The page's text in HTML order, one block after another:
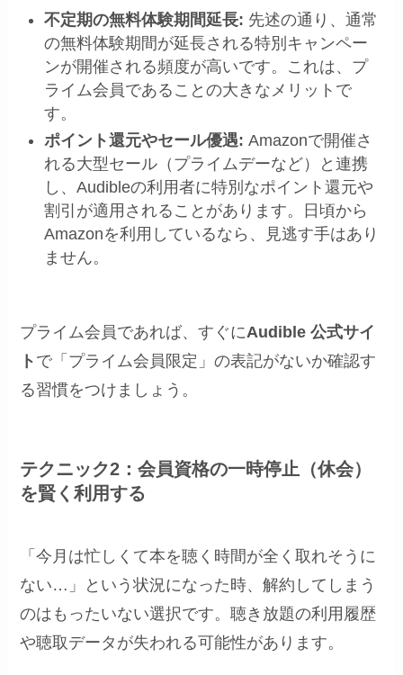
不定期の無料体験期間延長: 先述の通り、通常
の無料体験期間が延長される特別キャンペー
ンが開催される頻度が高いです。これは、プ
ライム会員であることの大きなメリットで
す。
ポイント還元やセール優遇: Amazonで開催さ
れる大型セール（プライムデーなど）と連携
し、Audibleの利用者に特別なポイント還元や
割引が適用されることがあります。日頃から
Amazonを利用しているなら、見逃す手はあり
ません。
プライム会員であれば、すぐにAudible 公式サイ
ト で「プライム会員限定」の表記がないか確認す
る習慣をつけましょう。
テクニック2：会員資格の一時停止（休会）
を賢く利用する
「今月は忙しくて本を聴く時間が全く取れそうに
ない…」という状況になった時、解約してしまう
のはもったいない選択です。聴き放題の利用履歴
や聴取データが失われる可能性があります。